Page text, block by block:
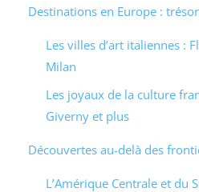
Destinations en Europe :
Les villes d’art italiennes :
Milan
Les joyaux de la culture
Giverny et plus
Découvertes au-delà des
L’Amérique Centrale et du